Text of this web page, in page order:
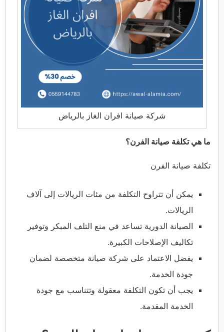
شركة صيانة افران الغاز بالرياض
ما هي تكلفة صيانة الفرن؟
تكلفة صيانة الفرن
يمكن أن تتراوح التكلفة من مئات الريالات إلى آلاف
الريالات.
الصيانة الدورية تساعد في منع التلف المبكر وتوفير
تكاليف الإصلاحات الكبيرة.
يفضل الاعتماد على شركة صيانة متخصصة لضمان
جودة الخدمة.
يجب أن تكون التكلفة معقولة وتتناسب مع جودة
الخدمة المقدمة.